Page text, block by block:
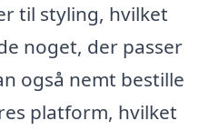
til styling, hvilket
noget, der passer
også nemt bestille
platform, hvilket